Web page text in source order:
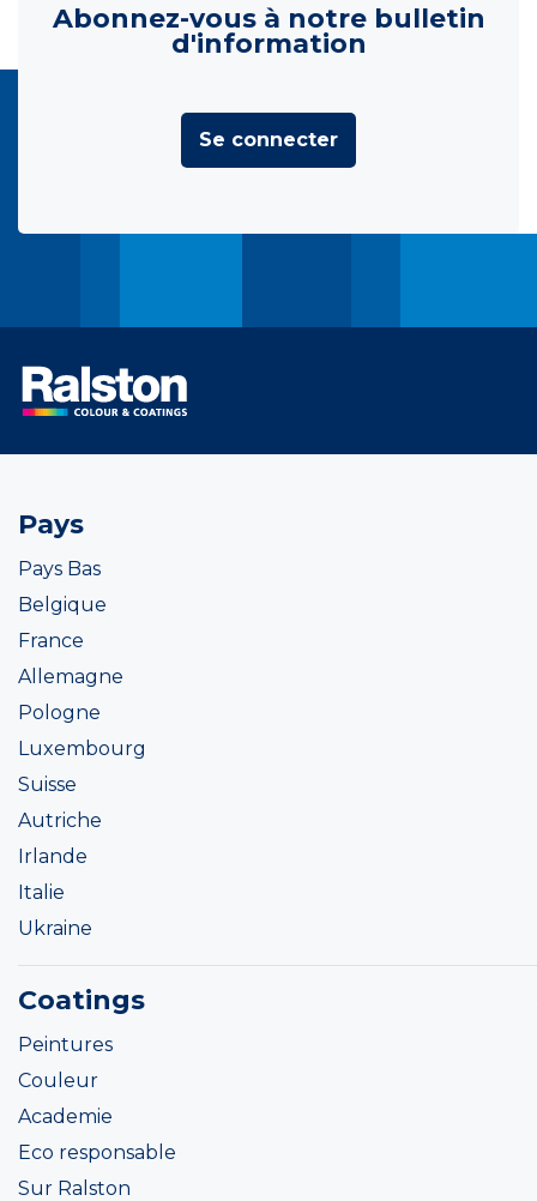
Abonnez-vous à notre bulletin
d'information
Se connecter
Pays
Pays Bas
Belgique
France
Allemagne
Pologne
Luxembourg
Suisse
Autriche
Irlande
Italie
Ukraine
Coatings
Peintures
Couleur
Academie
Eco responsable
Sur Ralston